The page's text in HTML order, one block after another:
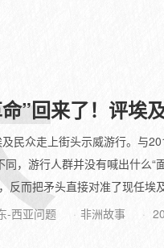
”回来了！评埃
民众走上街头示威游行。与
，游行人群并没有喊出什么“
反而把矛头直接对准了现任埃
要求其立刻...
-西亚问题 非洲故事